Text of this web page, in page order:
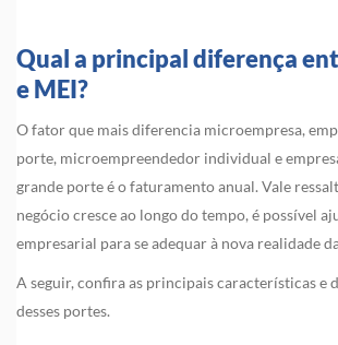
Qual a principal diferença
e MEI?
O fator que mais diferencia microempresa,
porte, microempreendedor individual e
grande porte é o faturamento anual. Vale
negócio cresce ao longo do tempo, é possível
empresarial para se adequar à nova realidade
A seguir, confira as principais características e
desses portes.